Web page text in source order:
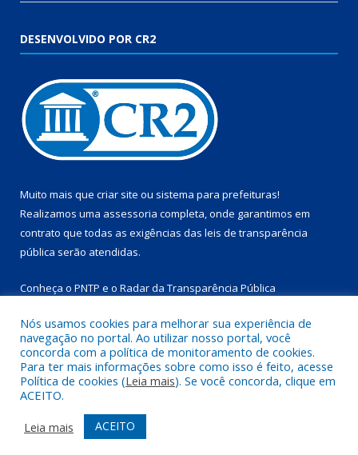
DESENVOLVIDO POR CR2
Muito mais que criar site ou sistema para prefeituras!
Realizamos uma assessoria completa, onde garantimos em
contrato que todas as exigências das leis de transparência
pública serão atendidas.
Conheça o PNTP e o Radar da Transparência Pública
Todos os direitos reservados a Prefeitura Municipal de
Marapanim.
Mapa do Site
Acessar Área Administrativa
Acessar Webmail
Nós usamos cookies para melhorar sua experiência de
navegação no portal. Ao utilizar nosso portal, você
concorda com a política de monitoramento de cookies.
Para ter mais informações sobre como isso é feito, acesse
Política de cookies (Leia mais). Se você concorda, clique em
ACEITO.
Leia mais
ACEITO